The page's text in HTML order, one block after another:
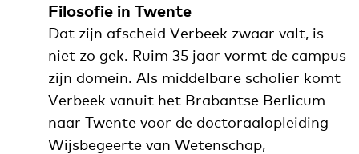
Filosofie in Twente
Dat zijn afscheid Verbeek zwaar valt, is
niet zo gek. Ruim 35 jaar vormt de campus
zijn domein. Als middelbare scholier komt
Verbeek vanuit het Brabantse Berlicum
naar Twente voor de doctoraalopleiding
Wijsbegeerte van Wetenschap,